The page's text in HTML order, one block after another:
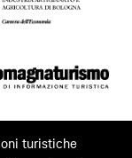
turistiche